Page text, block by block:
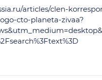
articles/clen-
cto-planeta-zivaa?